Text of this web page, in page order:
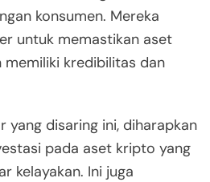
konsumen. Mereka
untuk memastikan aset
memiliki kredibilitas dan
yang disaring ini, diharapkan
pada aset kripto yang
kelayakan. Ini juga